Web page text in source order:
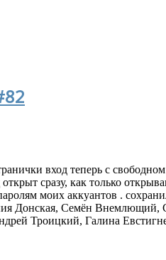
вход теперь с
сразу, как только
моих аккуантов .
Донская, Семён Внемлющий,
Троицкий, Галина